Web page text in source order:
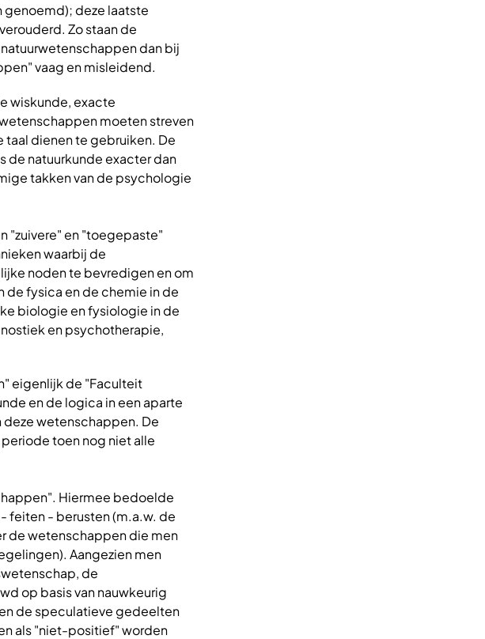
deze laatste
Zo staan de
dan bij
vaag en misleidend.
wiskunde, exacte
moeten streven
taal dienen te gebruiken. De
de natuurkunde exacter dan
takken van de psychologie
"zuivere" en "toegepaste"
waarbij de
noden te bevredigen en om
de fysica en de chemie in de
biologie en fysiologie in de
en psychotherapie,
eigenlijk de "Faculteit
en de logica in een aparte
deze wetenschappen. De
toen nog niet alle
Hiermee bedoelde
feiten - berusten (m.a.w. de
de wetenschappen die men
Aangezien men
de
op basis van nauwkeurig
de speculatieve gedeelten
als "niet-positief" worden